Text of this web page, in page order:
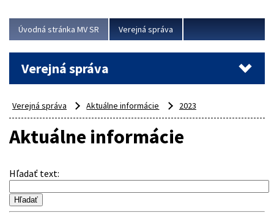
Úvodná stránka MV SR Verejná správa
Verejná správa
Verejná správa Aktuálne informácie 2023
Aktuálne informácie
Hľadať text: